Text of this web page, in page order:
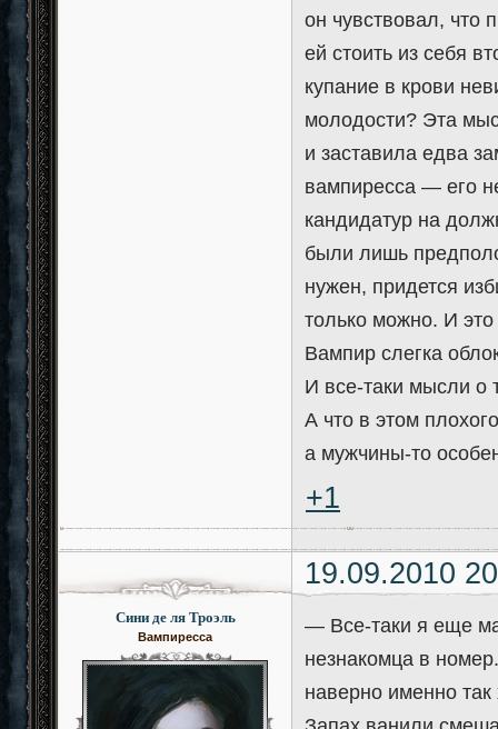
он чувствовал, что
ей стоить из себя
купание в крови
молодости? Эта
и заставила едва
вампиресса — его
кандидатур на
были лишь
нужен, придется
только можно. И
Вампир слегка
И все-таки мысли о
А что в этом
а мужчины-то
+1
19.09.2010
Сини де ля Троэль
Вампиресса
— Все-таки я еще
незнакомца в
наверно именно